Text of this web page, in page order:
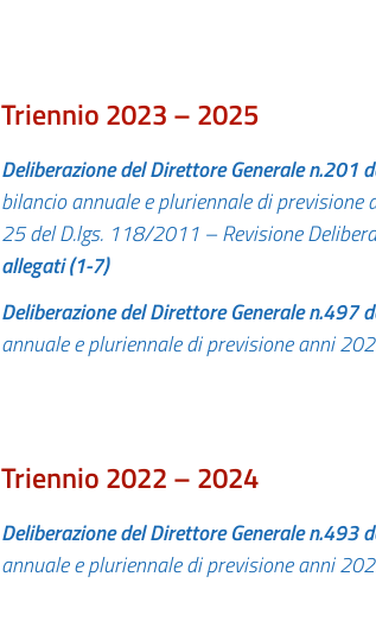
Triennio 2023 – 2025
Deliberazione del DirettoreGeneralen.201
bilancio annuale e pluriennale di
25 del D.lgs. 118/2011 – Revisione
allegati (1-7)
Deliberazione del Direttore Generale
annuale e pluriennale di previsione anni
Triennio2022– 2024
Deliberazione del Direttore Generale
annuale e pluriennale di previsione anni